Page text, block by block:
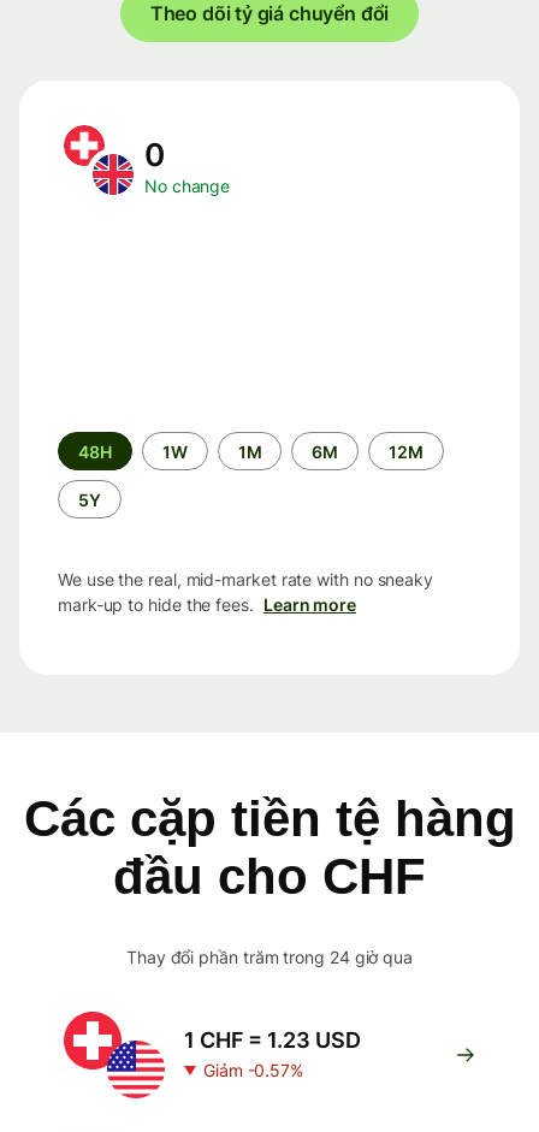
Theo dõi tỷ giá chuyển đổi
0
No change
Time
period
48H 1W 1M 6M 12M
5Y
We use the real, mid-market rate with no sneaky
mark-up to hide the fees. Learn more
Các cặp tiền tệ hàng
đầu cho CHF
Thay đổi phần trăm trong 24 giờ qua
1 CHF = 1.23 USD
Giảm -0.57%